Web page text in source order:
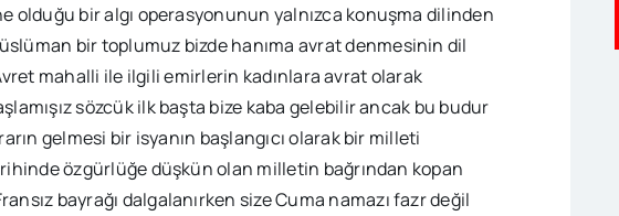
olduğu bir algı operasyonunun yalnızca konuşma dilinden
bir toplumuz bizde hanıma avrat denmesinin dil
mahalli ile ilgili emirlerin kadınlara avrat olarak
sözcük ilk başta bize kaba gelebilir ancak bu budur
gelmesi bir isyanın başlangıcı olarak bir milleti
özgürlüğe düşkün olan milletin bağrından kopan
bayrağı dalgalanırken size Cuma namazı fazr değil